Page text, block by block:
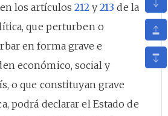
los artículos212y213 de la
que perturben o
en forma grave e
económico, social y
o que constituyan grave
podrá declarar el Estado de